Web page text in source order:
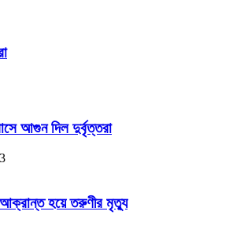
আগুন দিল দুর্বৃত্তরা
আক্রান্ত হয়ে তরুণীর মৃত্যু